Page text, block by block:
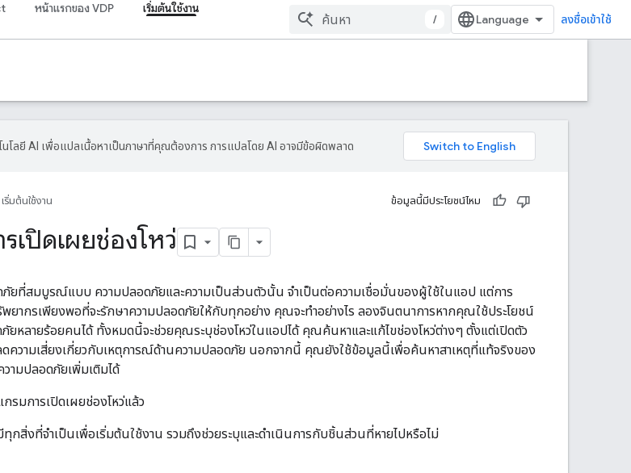
หน้าแรกของ VDP เริ่มต้นใช้งาน
/ ลงชื่อเข้าใช้
นโลยี AI เพื่อแปลเนื้อหาเป็นภาษาที่คุณต้องการ การแปลโดย AI อาจมีข้อผิดพลาด
เริ่มต้นใช้งาน ข้อมูลนี้มีประโยชน์ไหม
รเปิดเผยช่องโหว่
ภัยที่สมบูรณ์แบบ ความปลอดภัยและความเป็นส่วนตัวนั้น จําเป็นต่อความเชื่อมั่นของผู้ใช้ในแอป แต่การ
รัพยากรเพียงพอที่จะรักษาความปลอดภัยให้กับทุกอย่าง คุณจะทําอย่างไร ลองจินตนาการหากคุณใช้ประโยชน์
ภัยหลายร้อยคนได้ ทั้งหมดนี้จะช่วยคุณระบุช่องโหว่ในแอปได้ คุณค้นหาและแก้ไขช่องโหว่ต่างๆ ตั้งแต่เปิดตัว
ลดความเสี่ยงเกี่ยวกับเหตุการณ์ด้านความปลอดภัย นอกจากนี้ คุณยังใช้ข้อมูลนี้เพื่อค้นหาสาเหตุที่แท้จริงของ
วามปลอดภัยเพิ่มเติมได้
กรมการเปิดเผยช่องโหว่แล้ว
ทุกสิ่งที่จําเป็นเพื่อเริ่มต้นใช้งาน รวมถึงช่วยระบุและดําเนินการกับชิ้นส่วนที่หายไปหรือไม่